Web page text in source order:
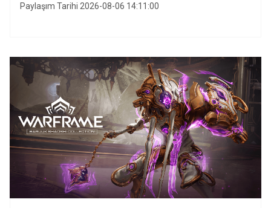
Paylaşım Tarihi 2026-08-06 14:11:00